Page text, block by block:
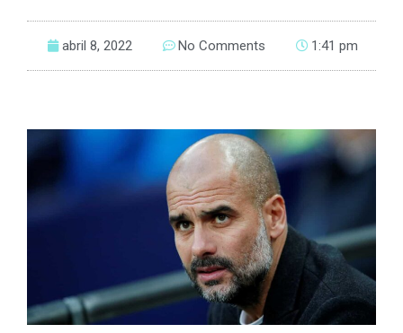
abril 8, 2022 No Comments 1:41 pm